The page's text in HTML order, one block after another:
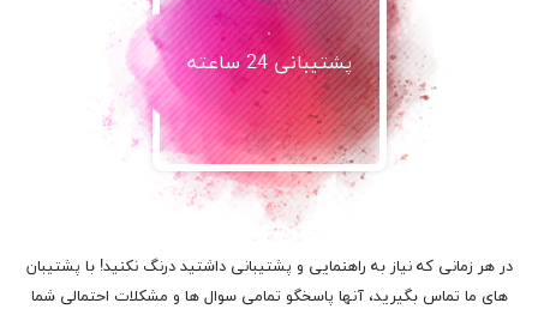
پشتیبانی 24 ساعته
در هر زمانی که نیاز به راهنمایی و پشتیبانی داشتید درنگ نکنید! با پشتیبان
های ما تماس بگیرید، آنها پاسخگو تمامی سوال ها و مشکلات احتمالی شما